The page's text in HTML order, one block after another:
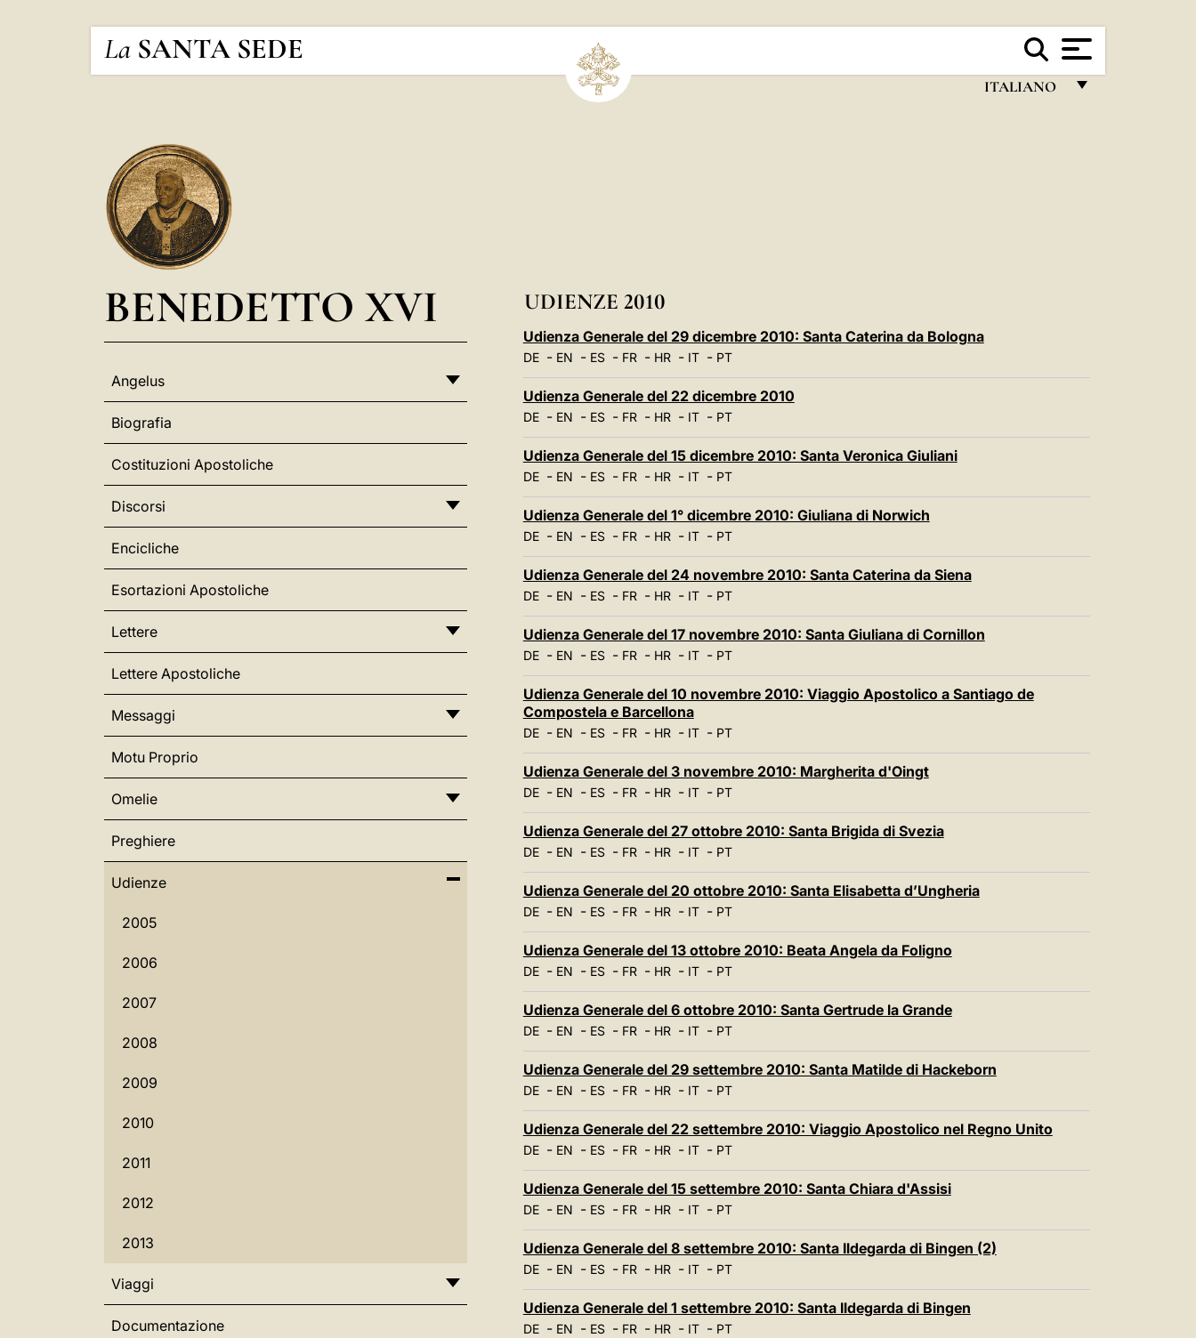
La SANTA SEDE
ITALIANO
LATINE
BENEDETTO XVI
Angelus
Biografia
Costituzioni Apostoliche
Discorsi
Encicliche
Esortazioni Apostoliche
Lettere
Lettere Apostoliche
Messaggi
Motu Proprio
Omelie
Preghiere
Udienze
2005
2006
2007
2008
2009
2010
2011
2012
2013
Viaggi
Documentazione
UDIENZE 2010
Udienza Generale del 29 dicembre 2010: Santa Caterina da Bologna
DE- EN - ES- FR- HR- IT- PT
Udienza Generale del 22 dicembre 2010
DE- EN - ES- FR- HR- IT- PT
Udienza Generale del 15 dicembre 2010: Santa Veronica Giuliani
DE- EN - ES- FR- HR- IT- PT
Udienza Generale del 1° dicembre 2010: Giuliana di Norwich
DE- EN - ES- FR- HR- IT- PT
Udienza Generale del 24 novembre 2010: Santa Caterina da Siena
DE- EN - ES- FR- HR- IT- PT
Udienza Generale del 17 novembre 2010: Santa Giuliana di Cornillon
DE- EN - ES- FR- HR- IT- PT
Udienza Generale del 10 novembre 2010: Viaggio Apostolico a Santiago de
Compostela e Barcellona
DE- EN - ES- FR- HR- IT- PT
Udienza Generale del 3 novembre 2010: Margherita d'Oingt
DE- EN - ES- FR- HR- IT- PT
Udienza Generale del 27 ottobre 2010: Santa Brigida di Svezia
DE- EN - ES- FR- HR- IT- PT
Udienza Generale del 20 ottobre 2010: Santa Elisabetta d’Ungheria
DE- EN - ES- FR- HR- IT- PT
Udienza Generale del 13 ottobre 2010: Beata Angela da Foligno
DE- EN - ES- FR- HR- IT- PT
Udienza Generale del 6 ottobre 2010: Santa Gertrude la Grande
DE- EN - ES- FR- HR- IT- PT
Udienza Generale del 29 settembre 2010: Santa Matilde di Hackeborn
DE- EN - ES- FR- HR- IT- PT
Udienza Generale del 22 settembre 2010: Viaggio Apostolico nel Regno Unito
DE- EN - ES- FR- HR- IT- PT
Udienza Generale del 15 settembre 2010: Santa Chiara d'Assisi
DE- EN - ES- FR- HR- IT- PT
Udienza Generale del 8 settembre 2010: Santa Ildegarda di Bingen (2)
DE- EN - ES- FR- HR- IT- PT
Udienza Generale del 1 settembre 2010: Santa Ildegarda di Bingen
DE- EN - ES- FR- HR- IT- PT